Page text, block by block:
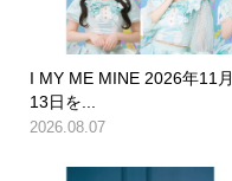
I MY ME MINE 2026年11月
13日を...
2026.08.07